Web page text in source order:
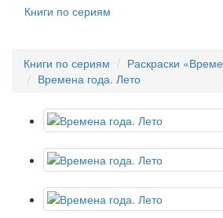
Книги по сериям
Книги по сериям
Раскраски
Времена года. Лето